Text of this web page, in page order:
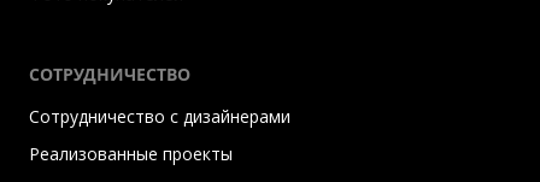
СОТРУДНИЧЕСТВО
Сотрудничество с дизайнерами
Реализованные проекты